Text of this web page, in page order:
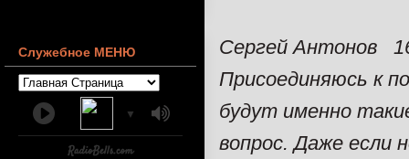
Сергей Антонов
Присоединяюсь к
будут именно
вопрос. Даже если
Служебное МЕНЮ
▼